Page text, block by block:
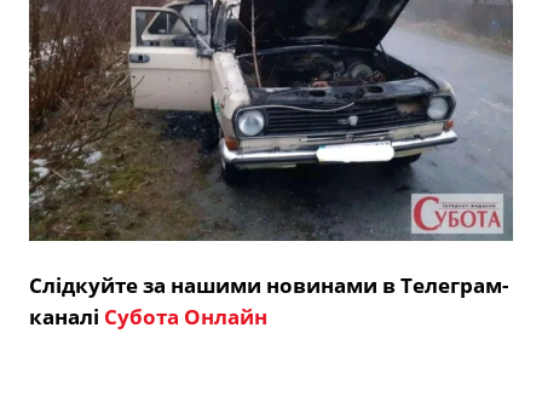
Слідкуйте за нашими новинами в Телеграм-
каналі Субота Онлайн